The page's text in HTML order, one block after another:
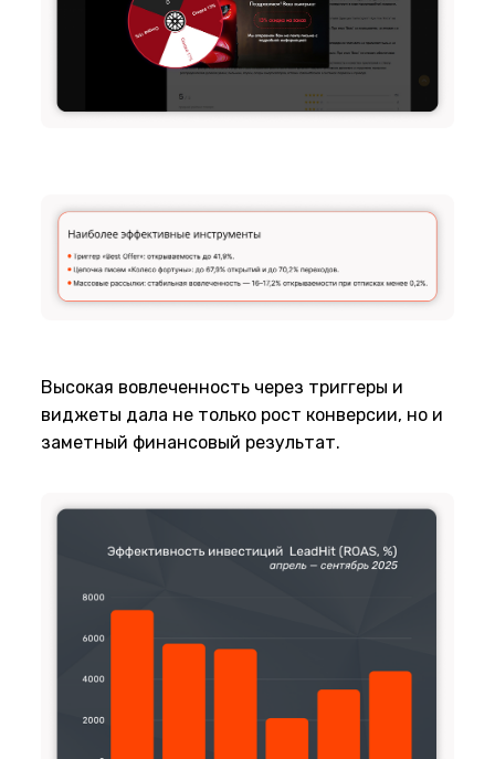
Высокая вовлеченность через триггеры и
виджеты дала не только рост конверсии, но и
заметный финансовый результат.